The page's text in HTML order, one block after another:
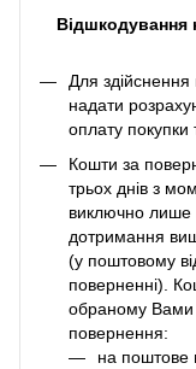
Відшкодування
Для
надати
оплату покупки
Кошти за
трьох днів з
виключно лише
дотримання
(у поштовому
поверненні).
обраному Вами
повернення:
на поштове